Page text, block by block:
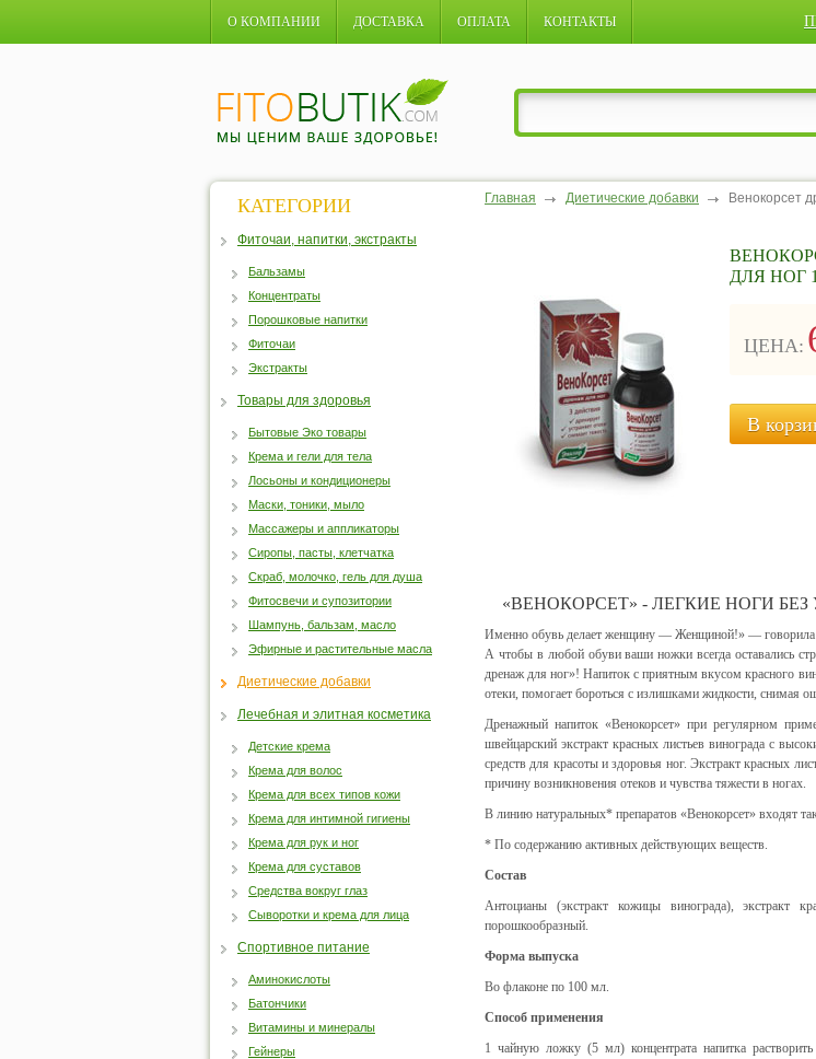
О КОМПАНИИ ДОСТАВКА ОПЛАТА КОНТАКТЫ
Главная Диетические добавки Венокорсет
ДЛЯ НОГ
ЦЕНА:
В
«ВЕНОКОРСЕТ» - ЛЕГКИЕ НОГИ
Именно обувь делает женщину — Женщиной!» — говорила
А чтобы в любой обуви ваши ножки всегда оставались
дренаж для ног»! Напиток с приятным вкусом красного
отеки, помогает бороться с излишками жидкости, снимая
Дренажный напиток «Венокорсет» при регулярном
швейцарский экстракт красных листьев винограда с
средств для красоты и здоровья ног. Экстракт красных
причину возникновения отеков и чувства тяжести в ногах.
В линию натуральных* препаратов «Венокорсет» входят
* По содержанию активных действующих веществ.
Состав
Антоцианы (экстракт кожицы винограда), экстракт
порошкообразный.
Форма выпуска
Во флаконе по 100 мл.
Способ применения
1 чайную ложку (5 мл) концентрата напитка
КАТЕГОРИИ
Фиточаи, напитки, экстракты
Бальзамы
Концентраты
Порошковые напитки
Фиточаи
Экстракты
Товары для здоровья
Бытовые Эко товары
Крема и гели для тела
Лосьоны и кондиционеры
Маски, тоники, мыло
Массажеры и аппликаторы
Сиропы, пасты, клетчатка
Скраб, молочко, гель для душа
Фитосвечи и супозитории
Шампунь, бальзам, масло
Эфирные и растительные масла
Диетические добавки
Лечебная и элитная косметика
Детские крема
Крема для волос
Крема для всех типов кожи
Крема для интимной гигиены
Крема для рук и ног
Крема для суставов
Средства вокруг глаз
Сыворотки и крема для лица
Спортивное питание
Аминокислоты
Батончики
Витамины и минералы
Гейнеры